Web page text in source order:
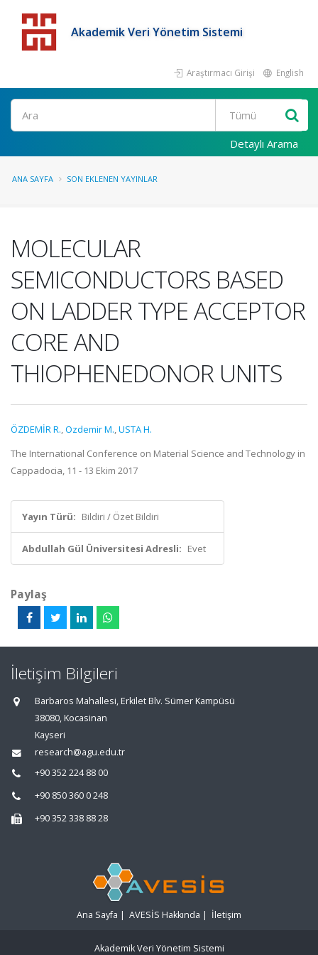
Akademik Veri Yönetim Sistemi
Araştırmacı Girişi English
Detaylı Arama
ANA SAYFA SON EKLENEN YAYINLAR
MOLECULAR
SEMICONDUCTORS BASED
ON LADDER TYPE ACCEPTOR
CORE AND
THIOPHENEDONOR UNITS
ÖZDEMİR R.,Ozdemir M.,USTA H.
The International Conference on Material Science and Technology in
Cappadocia, 11 - 13 Ekim 2017
Yayın Türü: Bildiri / Özet Bildiri
Abdullah Gül Üniversitesi Adresli: Evet
Paylaş
İletişim Bilgileri
Barbaros Mahallesi, Erkilet Blv. Sümer Kampüsü
38080, Kocasinan
Kayseri
research@agu.edu.tr
+90 352 224 88 00
+90 850 360 0 248
+90 352 338 88 28
Ana Sayfa | AVESİS Hakkında | İletişim
Akademik Veri Yönetim Sistemi